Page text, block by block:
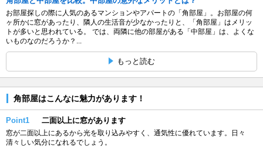
お部屋探しの際に人気のあるマンションやアパートの「角部屋」。お部屋の何
ヶ所かに窓があったり、隣人の生活音が少なかったりと、「角部屋」はメリッ
トが多いと思われている。 では、両隣に他の部屋がある「中部屋」は、よくな
いものなのだろうか？...
もっと読む
角部屋はこんなに魅力があります！
Point1 二面以上に窓があります
窓が二面以上にあるから光を取り込みやすく、通気性に優れています。日々
清々しい気分になれるでしょう。